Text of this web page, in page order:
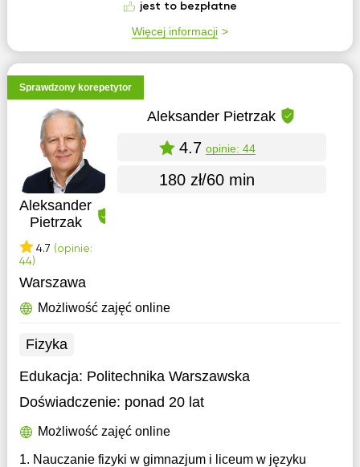
jest to bezpłatne
Więcej informacji
Sprawdzony korepetytor
Aleksander
Pietrzak
4.7 (opinie:
44)
Aleksander Pietrzak
4.7 opinie: 44
180 zł/60 min
Warszawa
Możliwość zajęć online
Fizyka
Edukacja: Politechnika Warszawska
Doświadczenie: ponad 20 lat
Możliwość zajęć online
1. Nauczanie fizyki w gimnazjum i liceum w języku